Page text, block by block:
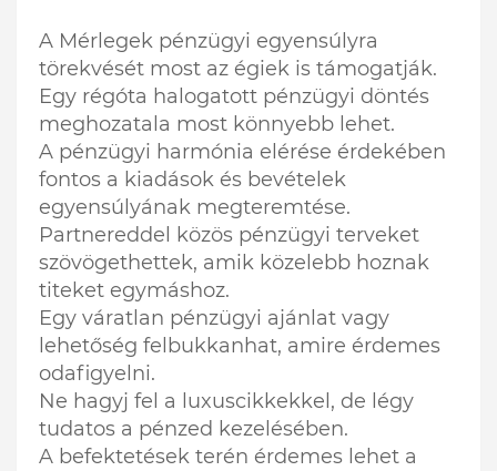
A Mérlegek pénzügyi egyensúlyra
törekvését most az égiek is támogatják.
Egy régóta halogatott pénzügyi döntés
meghozatala most könnyebb lehet.
A pénzügyi harmónia elérése érdekében
fontos a kiadások és bevételek
egyensúlyának megteremtése.
Partnereddel közös pénzügyi terveket
szövögethettek, amik közelebb hoznak
titeket egymáshoz.
Egy váratlan pénzügyi ajánlat vagy
lehetőség felbukkanhat, amire érdemes
odafigyelni.
Ne hagyj fel a luxuscikkekkel, de légy
tudatos a pénzed kezelésében.
A befektetések terén érdemes lehet a